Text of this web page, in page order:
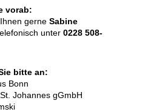
vorab:
gerneSabine
unter0228 508-
bitte an:
Bonn
Johannes gGmbH